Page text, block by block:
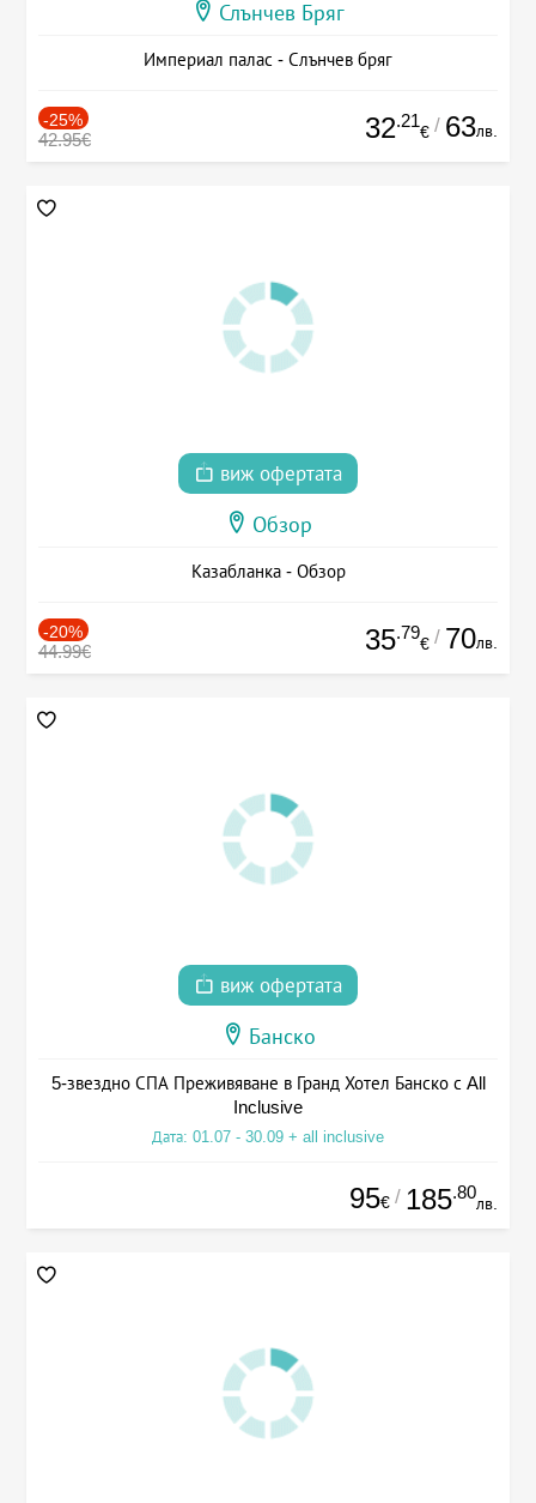
Слънчев Бряг
Империал палас - Слънчев бряг
-25%
42.95€ 32.21
€ / 63лв.
виж офертата
Обзор
Казабланка - Обзор
-20%
44.99€ 35.79
€ / 70лв.
виж офертата
Банско
5-звездно СПА Преживяване в Гранд Хотел Банско с All
Inclusive
Дата: 01.07 - 30.09 + all inclusive
95€ / 185.80
лв.